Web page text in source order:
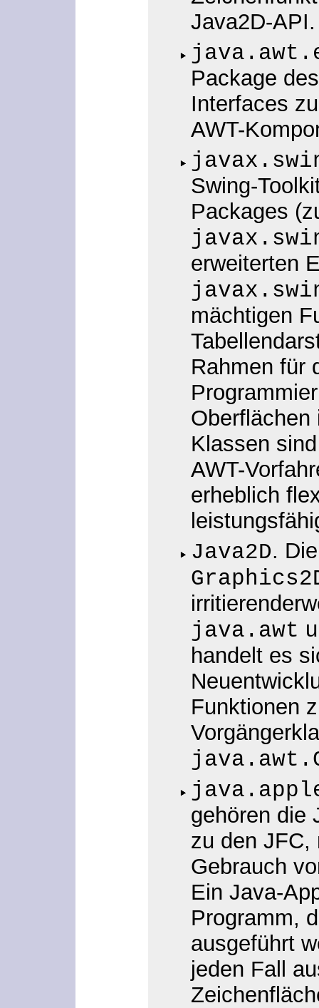
Java2D-API.
Package
Interfaces
AWT-
Swing-
Packages
erweiterten
mächtigen
Rahmen für
Oberflächen
Klassen
AWT-
erheblich
Java2D.
java.awt
handelt es
Funktionen
gehören die
zu den JFC,
Gebrauch
Ein Java-
Programm,
ausgeführt
jeden Fall